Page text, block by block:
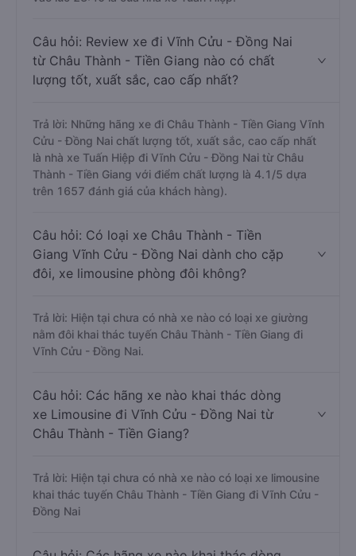
Câu hỏi: Review xe đi Vĩnh Cửu - Đồng Nai
từ Châu Thành - Tiền Giang nào có chất
lượng tốt, xuất sắc, cao cấp nhất?
Trả lời: Những hãng xe đi Châu Thành - Tiền Giang Vĩnh
Cửu - Đồng Nai chất lượng tốt, xuất sắc, cao cấp nhất
là nhà xe Tuấn Hiệp đi Vĩnh Cửu - Đồng Nai từ Châu
Thành - Tiền Giang với điểm chất lượng là 4.1/5 dựa
trên 1657 đánh giá của khách hàng).
Câu hỏi: Có loại xe Châu Thành - Tiền
Giang Vĩnh Cửu - Đồng Nai dành cho cặp
đôi, xe limousine phòng đôi không?
Trả lời: Hiện tại chưa có nhà xe nào có loại xe giường
nằm đôi khai thác tuyến Châu Thành - Tiền Giang đi
Vĩnh Cửu - Đồng Nai.
Câu hỏi: Các hãng xe nào khai thác dòng
xe Limousine đi Vĩnh Cửu - Đồng Nai từ
Châu Thành - Tiền Giang?
Trả lời: Hiện tại chưa có nhà xe nào có loại xe limousine
khai thác tuyến Châu Thành - Tiền Giang đi Vĩnh Cửu -
Đồng Nai